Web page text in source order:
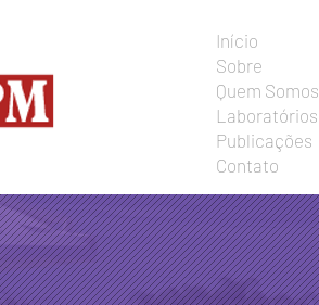
Início
Sobre
Quem Somos
Laboratórios
Publicações
Contato